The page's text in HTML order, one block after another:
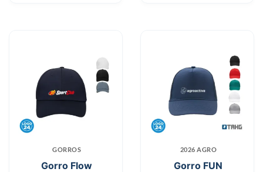
GORROS
Gorro Flow
2026 AGRO
Gorro FUN